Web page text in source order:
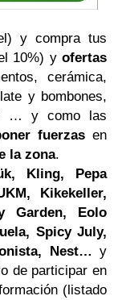
y compra tus
10%) yofertas
cerámica,
y bombones,
… y como las
fuerzas en
la zona.
Kling, Pepa
Kikekeller,
Garden, Eolo
Spicy July,
Nest… y
de participar en
(listado